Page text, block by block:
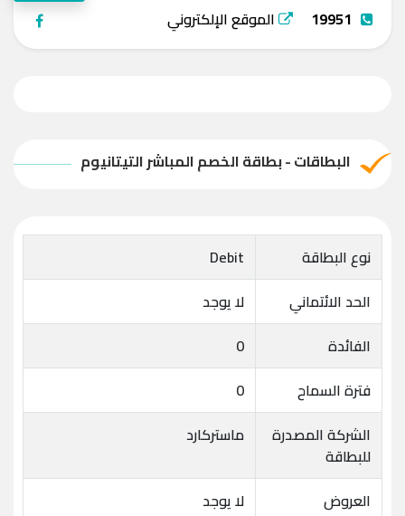
19951 الموقع الإلكتروني
البطاقات - بطاقة الخصم المباشر التيتانيوم
نوع البطاقة
Debit
الحد الائتماني
لا يوجد
الفائدة
0
فترة السماح
0
الشركة المصدرة
للبطاقة
ماستركارد
العروض
لا يوجد